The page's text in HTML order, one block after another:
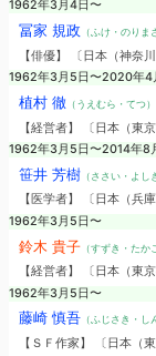
1962年3月4日〜
冨家 規政 （ふけ・のりま
【俳優】 〔日本（神奈川
1962年3月5日〜2020年4
植村 徹（うえむら・てつ）
【経営者】 〔日本（東
1962年3月5日〜2014年8
笹井 芳樹（ささい・よし
【医学者】 〔日本（兵庫
1962年3月5日〜
鈴木 貴子（すずき・たか
【経営者】 〔日本（東
1962年3月5日〜
藤崎 慎吾（ふじさき・し
【ＳＦ作家】 〔日本（東